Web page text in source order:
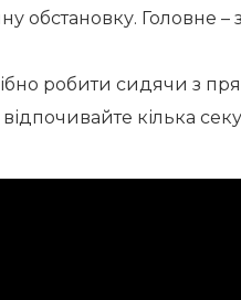
обстановку. Головне
робити сидячи з
відпочивайте кілька